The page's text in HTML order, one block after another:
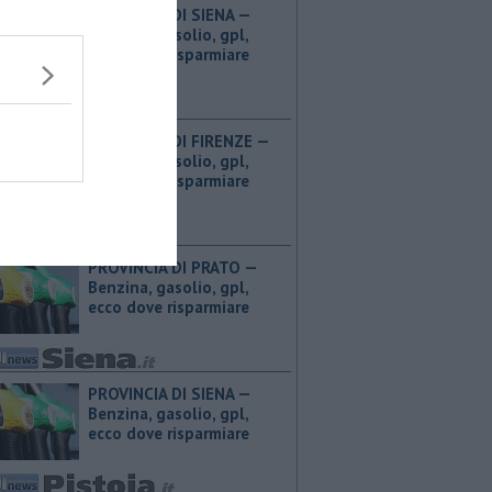
PROVINCIA DI SIENA — ​
Benzina, gasolio, gpl,
ecco dove risparmiare
PROVINCIA DI FIRENZE — ​
Benzina, gasolio, gpl,
ecco dove risparmiare
PROVINCIA DI PRATO — ​
Benzina, gasolio, gpl,
ecco dove risparmiare
PROVINCIA DI SIENA — ​
Benzina, gasolio, gpl,
ecco dove risparmiare